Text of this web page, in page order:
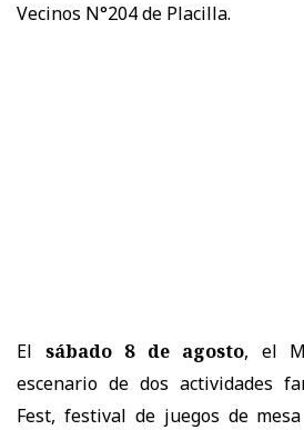
Vecinos N°204 de Placilla.
El sábado 8 de agosto, el
escenario de dos actividades
Fest, festival de juegos de